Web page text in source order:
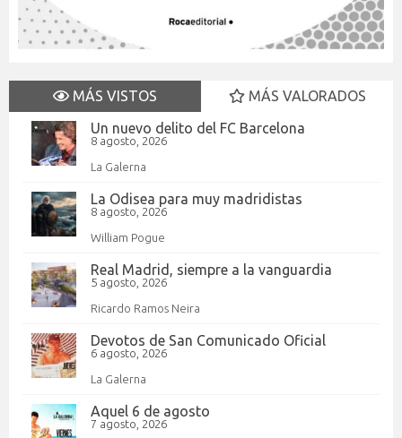
MÁS VISTOS
MÁS VALORADOS
Un nuevo delito del FC Barcelona
8 agosto, 2026
La Galerna
La Odisea para muy madridistas
8 agosto, 2026
William Pogue
Real Madrid, siempre a la vanguardia
5 agosto, 2026
Ricardo Ramos Neira
Devotos de San Comunicado Oficial
6 agosto, 2026
La Galerna
Aquel 6 de agosto
7 agosto, 2026